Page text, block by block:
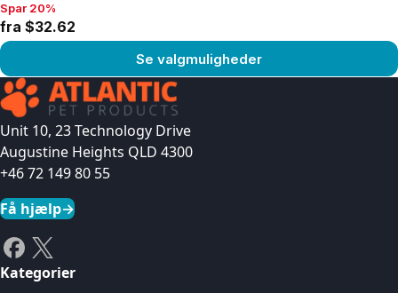
Spar 20%, fra $32.62
Spar 20%
fra $32.62
Se valgmuligheder
Se produkt
Unit 10, 23 Technology Drive
Augustine Heights QLD 4300
+46 72 149 80 55
Få hjælp→
Kategorier